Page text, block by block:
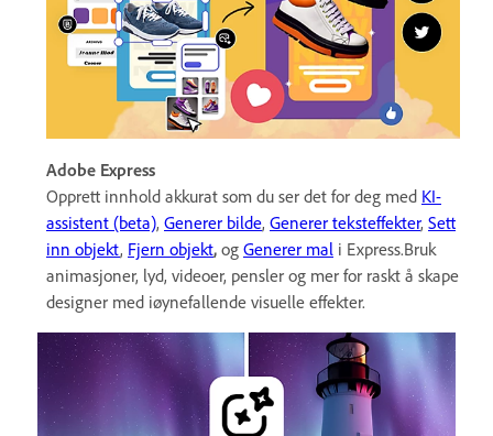
Adobe Express
Opprett innhold akkurat som du ser det for deg med KI-
assistent (beta), Generer bilde, Generer teksteffekter, Sett
inn objekt, Fjern objekt, og Generer mal i Express.Bruk
animasjoner, lyd, videoer, pensler og mer for raskt å skape
designer med iøynefallende visuelle effekter.